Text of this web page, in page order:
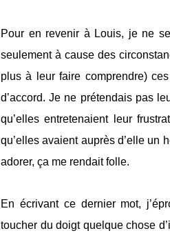
Pour en revenir à Louis, je ne
seulement à cause des
plus à leur faire comprendre)
d’accord. Je ne prétendais pas
qu’elles entretenaient leur
qu’elles avaient auprès d’elle un
adorer, ça me rendait folle.
En écrivant ce dernier mot,
toucher du doigt quelque chose